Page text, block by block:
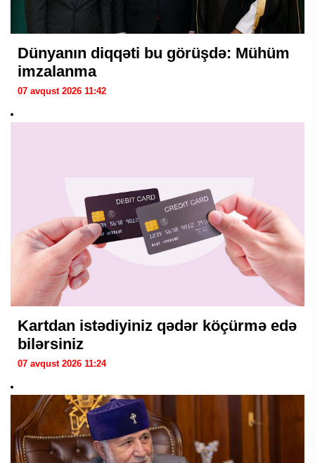
Dünyanın diqqəti bu görüşdə: Mühüm
imzalanma
07 avqust 2026 11:42
Kartdan istədiyiniz qədər köçürmə edə
bilərsiniz
07 avqust 2026 11:24